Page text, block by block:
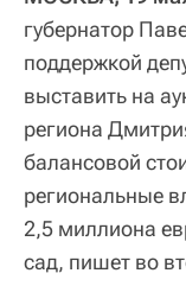
губернатор
поддержкой
выставить на
региона
балансовой
региональные
2,5 миллиона
сад, пишет во